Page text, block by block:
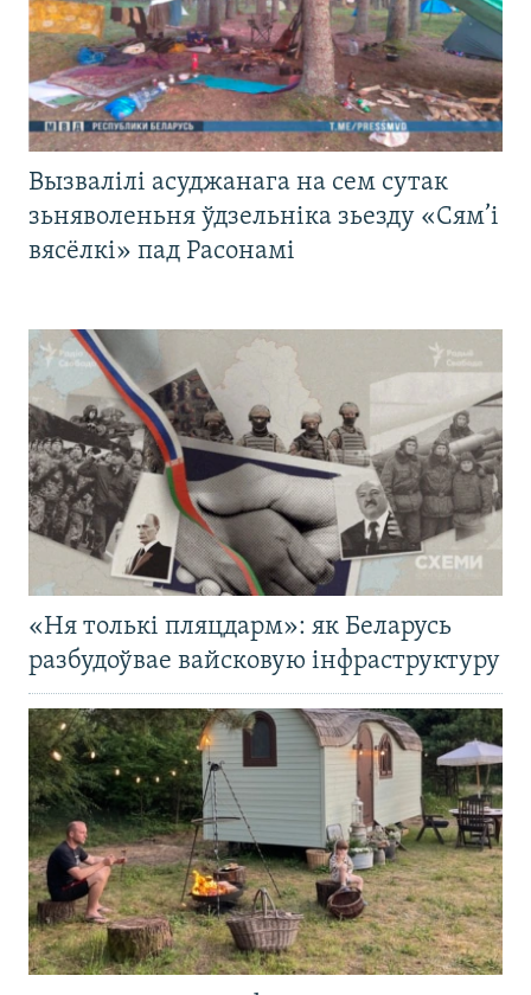
Вызвалілі асуджанага на сем сутак
зьняволеньня ўдзельніка зьезду «Сям’і
вясёлкі» пад Расонамі
«Ня толькі пляцдарм»: як Беларусь
разбудоўвае вайсковую інфраструктуру